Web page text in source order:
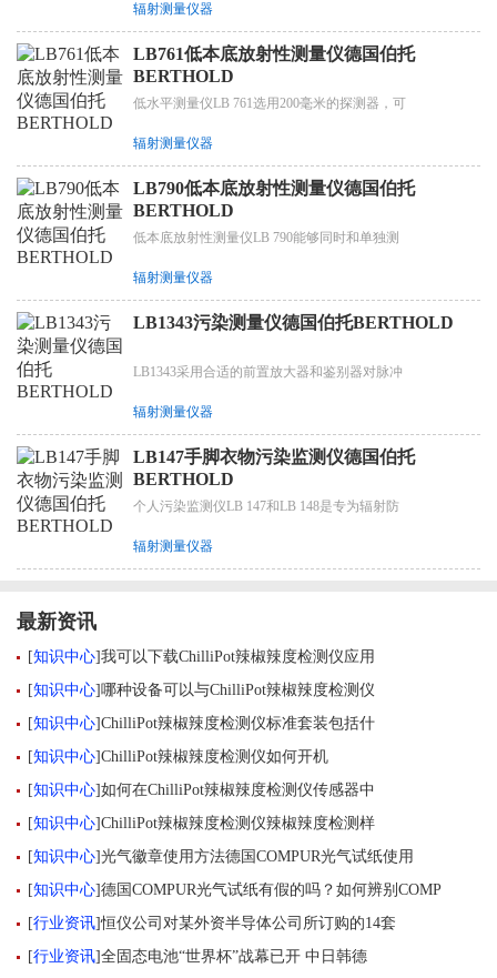
辐射测量仪器
LB761低本底放射性测量仪德国伯托
BERTHOLD
低水平测量仪LB 761选用200毫米的探测器，可
辐射测量仪器
LB790低本底放射性测量仪德国伯托
BERTHOLD
低本底放射性测量仪LB 790能够同时和单独测
辐射测量仪器
LB1343污染测量仪德国伯托BERTHOLD
LB1343采用合适的前置放大器和鉴别器对脉冲
辐射测量仪器
LB147手脚衣物污染监测仪德国伯托
BERTHOLD
个人污染监测仪LB 147和LB 148是专为辐射防
辐射测量仪器
最新资讯
[知识中心]我可以下载ChilliPot辣椒辣度检测仪应用
[知识中心] 哪种设备可以与ChilliPot辣椒辣度检测仪
[知识中心]ChilliPot辣椒辣度检测仪标准套装包括什
[知识中心]ChilliPot辣椒辣度检测仪如何开机
[知识中心]如何在ChilliPot辣椒辣度检测仪传感器中
[知识中心]ChilliPot辣椒辣度检测仪辣椒辣度检测样
[知识中心]光气徽章使用方法德国COMPUR光气试纸使用
[知识中心]德国COMPUR光气试纸有假的吗？如何辨别COMP
[行业资讯]恒仪公司对某外资半导体公司所订购的14套
[行业资讯]全固态电池“世界杯”战幕已开 中日韩德